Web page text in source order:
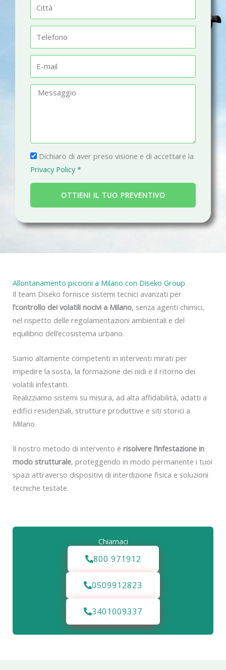
t
à
l
fm
a
g
g
i
P
r
i
a
c
Dichiaro di aver preso visione e di accettare la
Privacy Policy *
OTTIENI IL TUO PREVENTIVO
Allontanamento piccioni a Milano con Diseko Group
Il team Diseko fornisce sistemi tecnici avanzati per
l’controllo dei volatili nocivi a Milano, senza agenti chimici,
nel rispetto delle regolamentazioni ambientali e del
equilibrio dell’ecosistema urbano.
Siamo altamente competenti in interventi mirati per
impedire la sosta, la formazione dei nidi e il ritorno dei
volatili infestanti.
Realizziamo sistemi su misura, ad alta affidabilità, adatti a
edifici residenziali, strutture produttive e siti storici a
Milano.
Il nostro metodo di intervento è risolvere l’infestazione in
modo strutturale, proteggendo in modo permanente i tuoi
spazi attraverso dispositivi di interdizione fisica e soluzioni
tecniche testate.
Chiamaci
800 971912
0509912823
3401009337